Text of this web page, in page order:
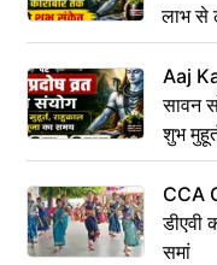
लाभ से
संकेत
Aaj
सावन
शुभ
CCA
डीएवी
समां